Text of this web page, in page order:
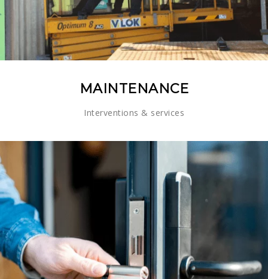
MAINTENANCE
Interventions & services